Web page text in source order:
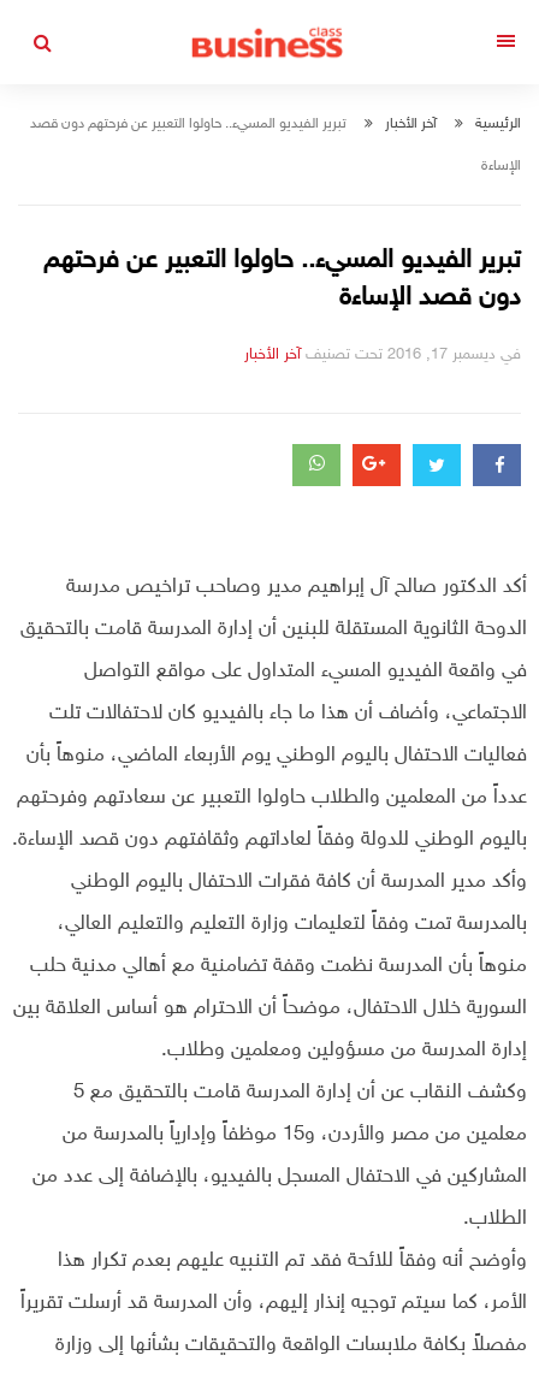
الرئيسية آخر الأخبار تبرير الفيديو المسيء.. حاولوا التعبير عن فرحتهم دون قصد
الإساءة
تبرير الفيديو المسيء.. حاولوا التعبير عن فرحتهم
دون قصد الإساءة
في ديسمبر 17, 2016 تحت تصنيف التصانيف
آخر الأخبار
أكد الدكتور صالح آل إبراهيم مدير وصاحب تراخيص مدرسة
الدوحة الثانوية المستقلة للبنين أن إدارة المدرسة قامت بالتحقيق
في واقعة الفيديو المسيء المتداول على مواقع التواصل
الاجتماعي، وأضاف أن هذا ما جاء بالفيديو كان لاحتفالات تلت
فعاليات الاحتفال باليوم الوطني يوم الأربعاء الماضي، منوهاً بأن
عدداً من المعلمين والطلاب حاولوا التعبير عن سعادتهم وفرحتهم
باليوم الوطني للدولة وفقاً لعاداتهم وثقافتهم دون قصد الإساءة.
وأكد مدير المدرسة أن كافة فقرات الاحتفال باليوم الوطني
بالمدرسة تمت وفقاً لتعليمات وزارة التعليم والتعليم العالي،
منوهاً بأن المدرسة نظمت وقفة تضامنية مع أهالي مدنية حلب
السورية خلال الاحتفال، موضحاً أن الاحترام هو أساس العلاقة بين
إدارة المدرسة من مسؤولين ومعلمين وطلاب.
وكشف النقاب عن أن إدارة المدرسة قامت بالتحقيق مع 5
معلمين من مصر والأردن، و15 موظفاً وإدارياً بالمدرسة من
المشاركين في الاحتفال المسجل بالفيديو، بالإضافة إلى عدد من
الطلاب.
وأوضح أنه وفقاً للائحة فقد تم التنبيه عليهم بعدم تكرار هذا
الأمر، كما سيتم توجيه إنذار إليهم، وأن المدرسة قد أرسلت تقريراً
مفصلاً بكافة ملابسات الواقعة والتحقيقات بشأنها إلى وزارة